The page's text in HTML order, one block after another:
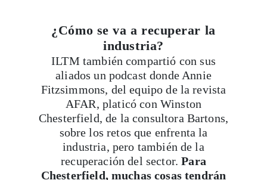
¿Cómo se va a recuperar la
industria?
ILTM también compartió con sus
aliados un podcast donde Annie
Fitzsimmons, del equipo de la revista
AFAR, platicó con Winston
Chesterfield, de la consultora Bartons,
sobre los retos que enfrenta la
industria, pero también de la
recuperación del sector.Para
Chesterfield, muchas cosas tendrán